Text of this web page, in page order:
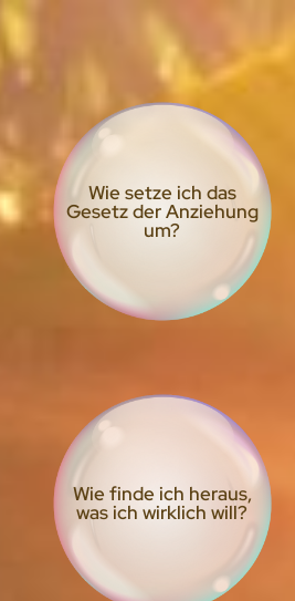
Wie setze ich das
Gesetz der Anziehung
um?
Wie finde ich heraus,
was ich wirklich will?